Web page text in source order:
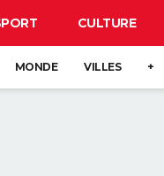
CULTURE
MONDE VILLES +